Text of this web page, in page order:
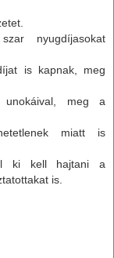
nyugdíjasokat
is kapnak, meg
meg a
miatt is
ki kell hajtani a
is.